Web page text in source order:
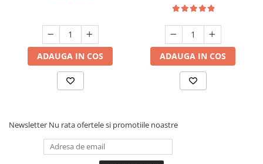
ADAUGA IN COS ADAUGA IN COS
Newsletter Nu rata ofertele si promotiile noastre